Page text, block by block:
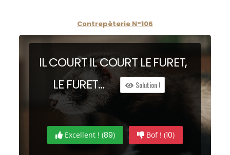
Contrepèterie N°106
ILCOURT ILCOURT LEFURET,
LEFURET… Solution !
Excellent ! (89) Bof ! (10)